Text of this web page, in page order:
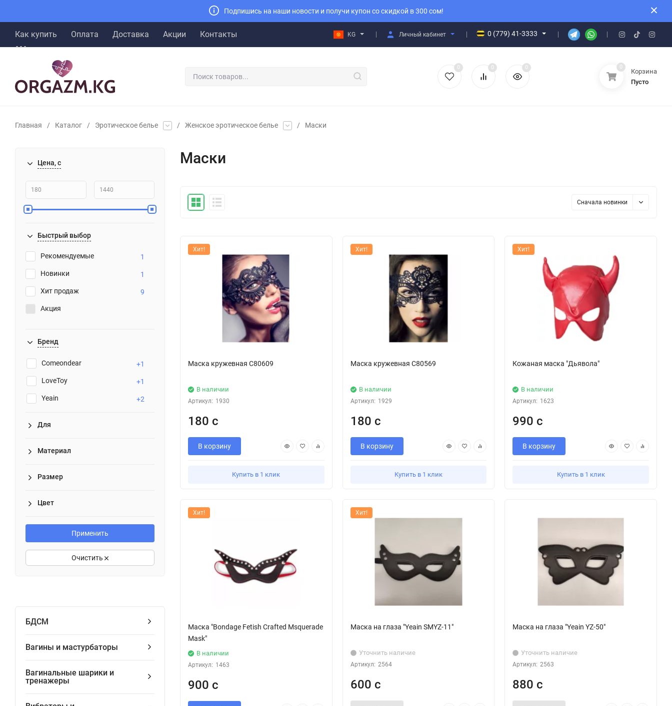
Подпишись на наши новости и получи купон со скидкой в 300 сом!
Как купить Оплата Доставка Акции Контакты KG Личный кабинет 0 (779) 41-3333
0 0 0 0
Корзина
Пусто
Главная / Каталог / Эротическое белье / Женское эротическое белье / Маски
Цена, с
Быстрый выбор
Рекомендуемые
1
Новинки
1
Хит продаж
9
Акция
Бренд
Comeondear
+1
LoveToy
+1
Yeain
+2
Для
Материал
Размер
Цвет
Применить
Очистить
БДСМ
Вагины и мастурбаторы
Вагинальные шарики и
тренажеры
Маски
Сначала новинки
Хит!
Маска кружевная С80609
В наличии
Артикул: 1930
180 с
В корзину
Купить в 1 клик
Хит!
Маска кружевная С80569
В наличии
Артикул: 1929
180 с
В корзину
Купить в 1 клик
Хит!
Кожаная маска "Дьявола"
В наличии
Артикул: 1623
990 с
В корзину
Купить в 1 клик
Хит!
Маска "Bondage Fetish Crafted Msquerade
Mask"
В наличии
Артикул: 1463
900 с
Хит!
Маска на глаза "Yeain SMYZ-11"
Уточнить наличие
Артикул: 2564
600 с
Маска на глаза "Yeain YZ-50"
Уточнить наличие
Артикул: 2563
880 с